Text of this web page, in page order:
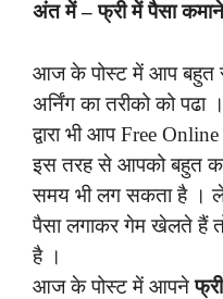
अंत में – फ्री में पैसा
आज के पोस्ट में आप बहुत से
अर्निंग का तरीको को
द्वारा भी आप Free
इस तरह से आपको बहुत
समय भी लग सकता है ।
पैसा लगाकर गेम खेलते हैं
है ।
आज के पोस्ट में आपने